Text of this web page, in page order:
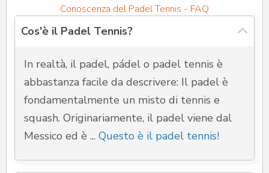
Conoscenza del Padel Tennis - FAQ
Cos'è il Padel Tennis?
In realtà, il padel, pádel o padel tennis è
abbastanza facile da descrivere: Il padel è
fondamentalmente un misto di tennis e
squash. Originariamente, il padel viene dal
Messico ed è ... Questo è il padel tennis!